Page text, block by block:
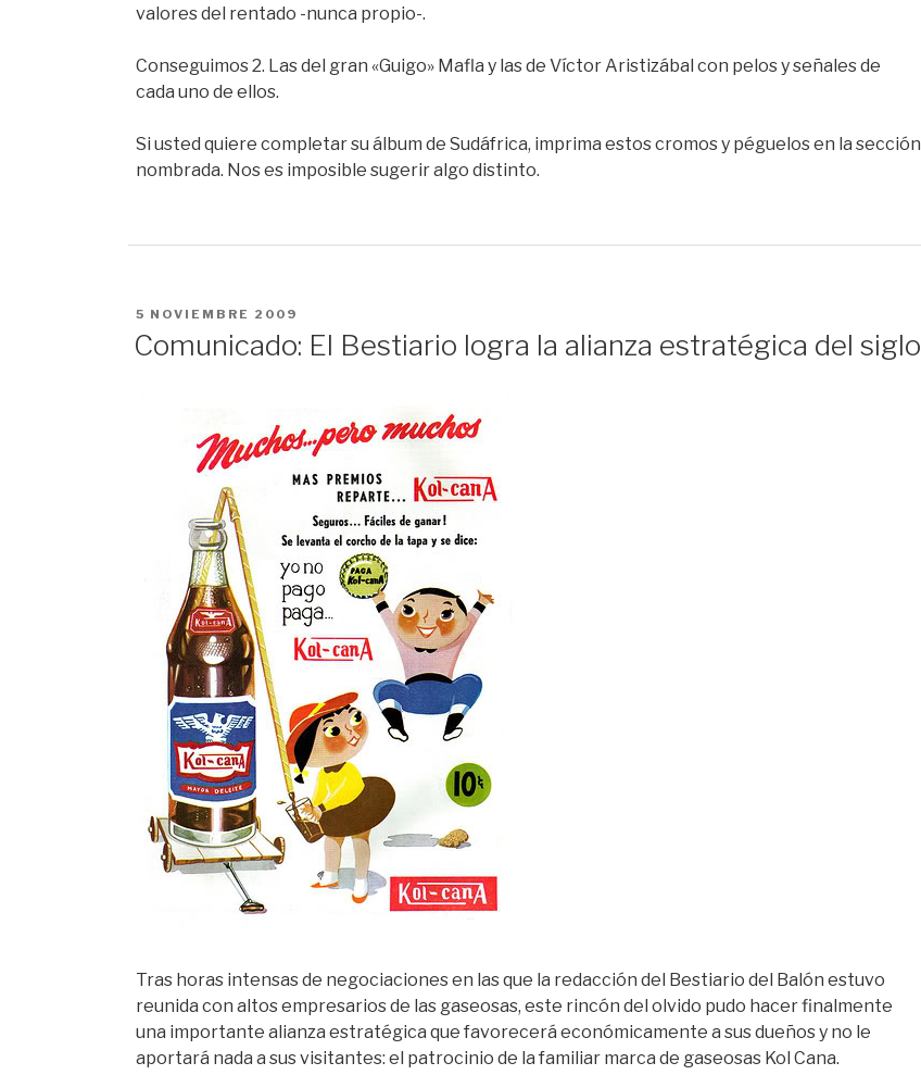
valores del rentado -nunca propio-.
Conseguimos 2. Las del gran «Guigo» Mafla y las de Víctor Aristizábal con pelos y señales de
cada uno de ellos.
Si usted quiere completar su álbum de Sudáfrica, imprima estos cromos y péguelos en la sección
nombrada. Nos es imposible sugerir algo distinto.
PUBLICADO
EN
5 NOVIEMBRE 2009
Comunicado: El Bestiario logra la alianza estratégica del siglo
Tras horas intensas de negociaciones en las que la redacción del Bestiario del Balón estuvo
reunida con altos empresarios de las gaseosas, este rincón del olvido pudo hacer finalmente
una importante alianza estratégica que favorecerá económicamente a sus dueños y no le
aportará nada a sus visitantes: el patrocinio de la familiar marca de gaseosas Kol Cana.